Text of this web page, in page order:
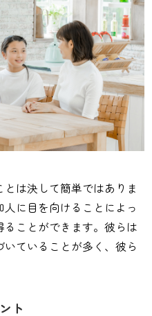
は決して簡単ではありま
に目を向けることによっ
ことができます。彼らは
ていることが多く、彼ら
ト